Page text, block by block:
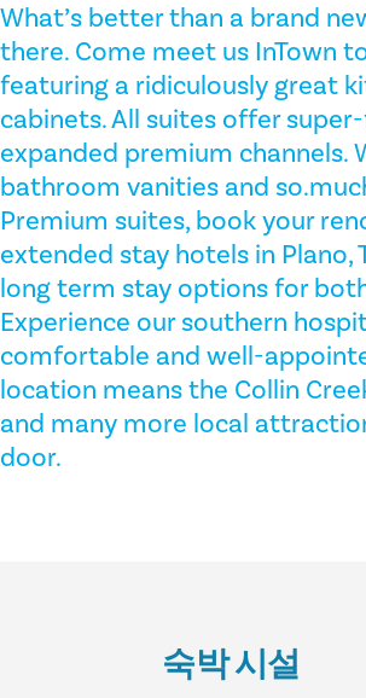
What’s better than a brand
there. Come meet us InTown
featuring a ridiculously great
cabinets. All suites offer
expanded premium channels.
bathroom vanities and
Premium suites, book your
extended stay hotels in Plano,
long term stay options for
Experience our southern
comfortable and well-
location means the Collin
and many more local
door.
숙박 시설